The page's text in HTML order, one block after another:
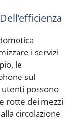
i servizi
le
sul
possono
rotte dei mezzi
circolazione